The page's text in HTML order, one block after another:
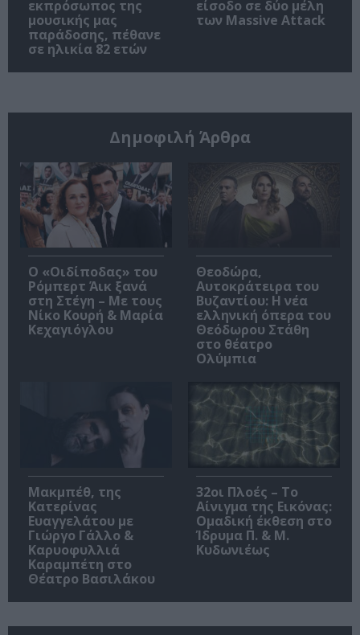
εκπρόσωπος της
μουσικής μας
παράδοσης, πέθανε
σε ηλικία 82 ετών
είσοδο σε δύο μέλη
των Massive Attack
Δημοφιλή Άρθρα
O «Οιδίποδας» του
Ρόμπερτ Άικ ξανά
στη Στέγη – Με τους
Νίκο Κουρή & Μαρία
Κεχαγιόγλου
Θεοδώρα,
Αυτοκράτειρα του
Βυζαντίου: Η νέα
ελληνική όπερα του
Θεόδωρου Στάθη
στο θέατρο
Ολύμπια
Μακμπέθ, της
Κατερίνας
Ευαγγελάτου με
Γιώργο Γάλλο &
Καρυοφυλλιά
Καραμπέτη στο
Θέατρο Βασιλάκου
32οι Πλοές – Το
Αίνιγμα της Εικόνας:
Ομαδική έκθεση στο
Ίδρυμα Π. & Μ.
Κυδωνιέως